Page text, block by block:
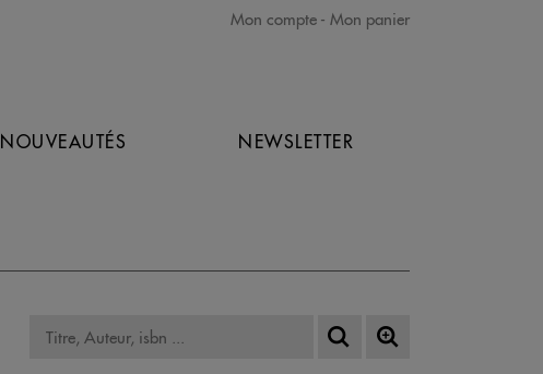
Mon compte Mon panier
NOUVEAUTÉS NEWSLETTER